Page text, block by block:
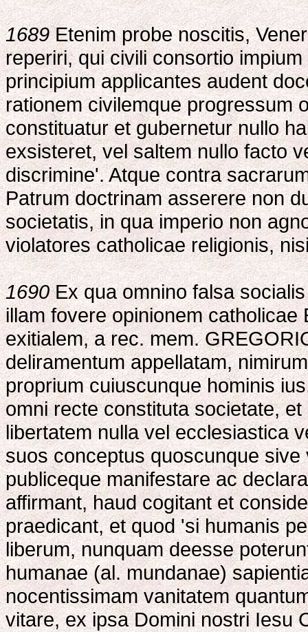
1689Etenim probe noscitis,
reperiri, qui civili consortio
principium applicantes audent
rationem civilemque progressum
constituatur et gubernetur nullo
exsisteret, vel saltem nullo facto
discrimine'. Atque contra
Patrum doctrinam asserere non
societatis, in qua imperio non
violatores catholicae religionis,
1690Ex qua omnino falsa
illam fovere opinionem
exitialem, a rec. mem.
deliramentum appellatam,
proprium cuiuscunque hominis
omni recte constituta societate,
libertatem nulla vel ecclesiastica
suos conceptus quoscunque
publiceque manifestare ac
affirmant, haud cogitant et
praedicant, et quod 'si humanis
liberum, nunquam deesse
humanae (al. mundanae)
nocentissimam vanitatem
vitare, ex ipsa Domini nostri Iesu